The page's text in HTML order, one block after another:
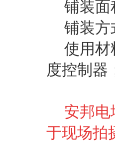
铺装面
铺装方
使用材
度控制器
安邦
于现场拍